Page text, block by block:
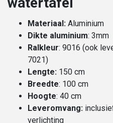
Materiaal: Aluminium
Dikte aluminium: 3mm
Ralkleur: 9016 (ook
7021)
Lengte: 150 cm
Breedte: 100 cm
Hoogte: 40 cm
Leveromvang:
verlichting